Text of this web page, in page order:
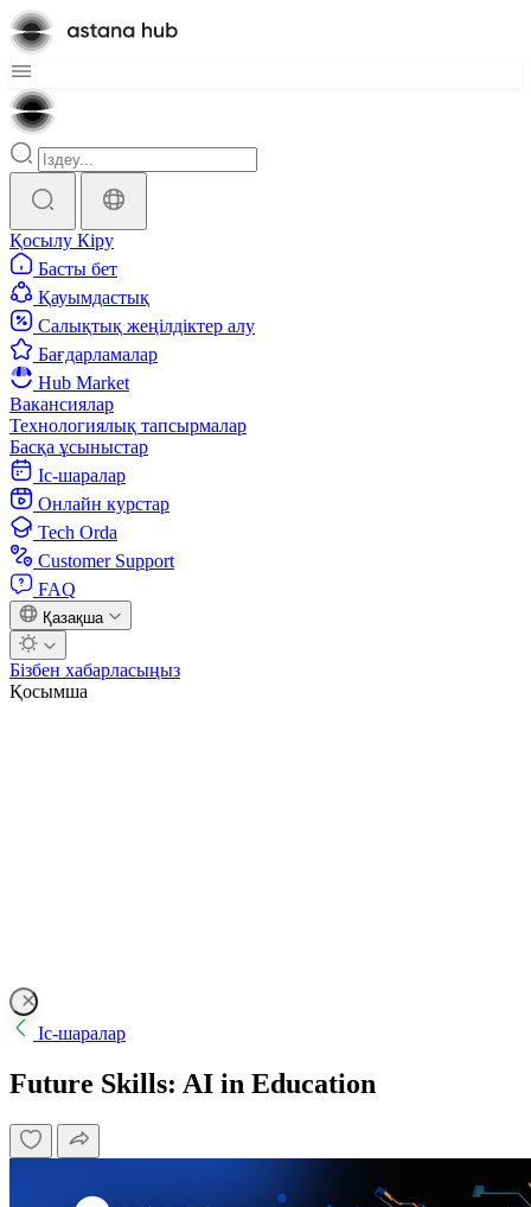
Қосылу Кіру
Басты бет
Қауымдастық
Салықтық жеңілдіктер алу
Бағдарламалар
Hub Market
Вакансиялар
Технологиялық тапсырмалар
Басқа ұсыныстар
Іс-шаралар
Онлайн курстар
Tech Orda
Customer Support
FAQ
Қазақша
Бізбен хабарласыңыз
Қосымша
Іс-шаралар
Future Skills: AI in Education